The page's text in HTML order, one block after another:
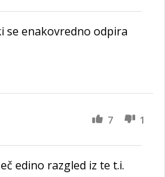
se enakovredno odpira
7 1
edino razgled iz te t.i.